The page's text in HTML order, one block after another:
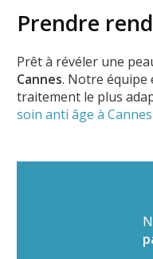
Prendre
Prêt à révéler une
Cannes. Notre équipe
traitement le plus
soin anti âge à Cannes